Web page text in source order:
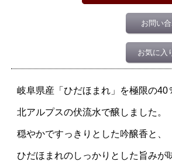
お問い
お気に入
岐阜県産「ひだほまれ」を極限の40
北アルプスの伏流水で醸しました。
穏やかですっきりとした吟醸香と、
ひだほまれのしっかりとした旨みが